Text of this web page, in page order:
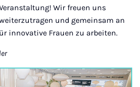
Wir freuen uns
und gemeinsam an
innovative Frauen zu arbeiten.